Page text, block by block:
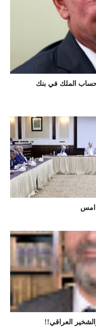
حساب الملك في بنك
امس
العراقي!!